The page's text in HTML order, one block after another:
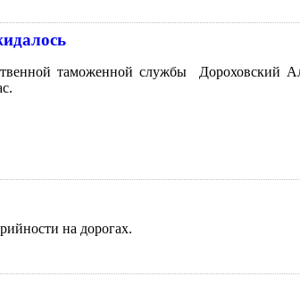
таможенной службы Дороховский
на дорогах.